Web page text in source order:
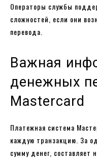
Операторы службы
сложностей, если они
перевода.
Важная
денежных
Mastercard
Платежная система
каждую транзакцию. За
сумму денег, составляет